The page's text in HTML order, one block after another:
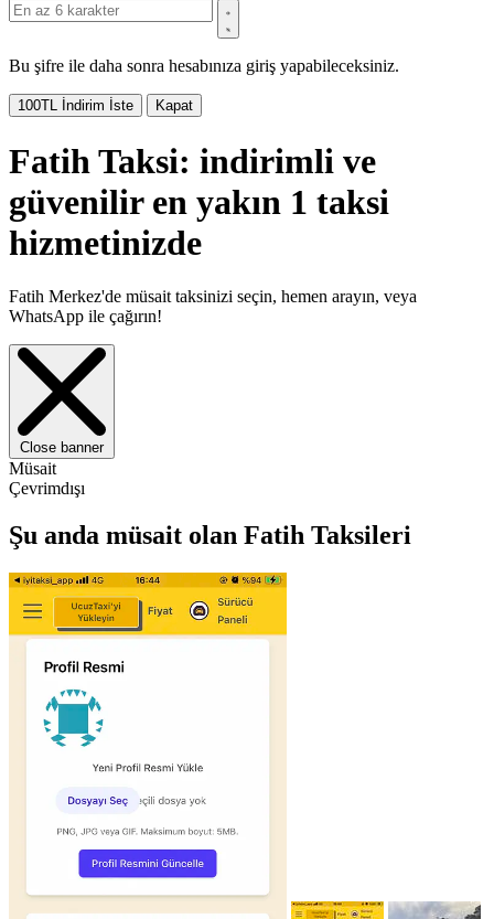
Bu şifre ile daha sonra hesabınıza giriş yapabileceksiniz.
100TL İndirim İste Kapat
Fatih Taksi: indirimli ve
güvenilir en yakın 1 taksi
hizmetinizde
Fatih Merkez'de müsait taksinizi seçin, hemen arayın, veya
WhatsApp ile çağırın!
Close banner
Müsait
Çevrimdışı
Şu anda müsait olan Fatih Taksileri